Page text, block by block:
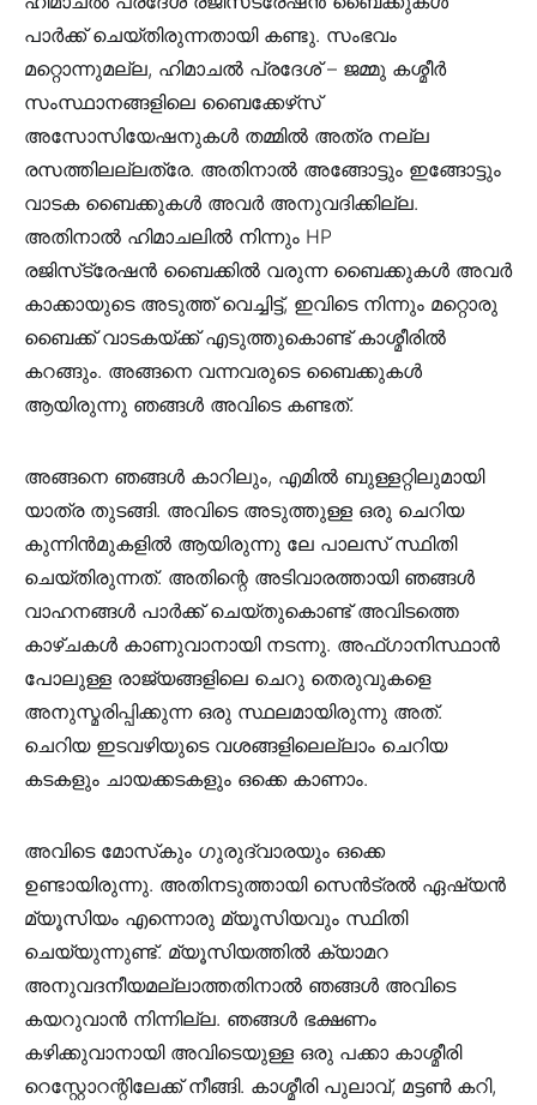
പാർക്ക് ചെയ്തിരുന്നതായി കണ്ടു. സംഭവം
മറ്റൊന്നുമല്ല, ഹിമാചൽ പ്രദേശ് – ജമ്മു കശ്മീർ
സംസ്ഥാനങ്ങളിലെ ബൈക്കേഴ്‌സ്
അസോസിയേഷനുകൾ തമ്മിൽ അത്ര നല്ല
രസത്തിലല്ലത്രേ. അതിനാൽ അങ്ങോട്ടും ഇങ്ങോട്ടും
വാടക ബൈക്കുകൾ അവർ അനുവദിക്കില്ല.
അതിനാൽ ഹിമാചലിൽ നിന്നും HP
രജിസ്‌ട്രേഷൻ ബൈക്കിൽ വരുന്ന ബൈക്കുകൾ അവർ
കാക്കായുടെ അടുത്ത് വെച്ചിട്ട്, ഇവിടെ നിന്നും മറ്റൊരു
ബൈക്ക് വാടകയ്ക്ക് എടുത്തുകൊണ്ട് കാശ്മീരിൽ
കറങ്ങും. അങ്ങനെ വന്നവരുടെ ബൈക്കുകൾ
ആയിരുന്നു ഞങ്ങൾ അവിടെ കണ്ടത്.
അങ്ങനെ ഞങ്ങൾ കാറിലും, എമിൽ ബുള്ളറ്റിലുമായി
യാത്ര തുടങ്ങി. അവിടെ അടുത്തുള്ള ഒരു ചെറിയ
കുന്നിൻമുകളിൽ ആയിരുന്നു ലേ പാലസ് സ്ഥിതി
ചെയ്തിരുന്നത്. അതിന്റെ അടിവാരത്തായി ഞങ്ങൾ
വാഹനങ്ങൾ പാർക്ക് ചെയ്തുകൊണ്ട് അവിടത്തെ
കാഴ്ചകൾ കാണുവാനായി നടന്നു. അഫ്ഗാനിസ്ഥാൻ
പോലുള്ള രാജ്യങ്ങളിലെ ചെറു തെരുവുകളെ
അനുസ്മരിപ്പിക്കുന്ന ഒരു സ്ഥലമായിരുന്നു അത്.
ചെറിയ ഇടവഴിയുടെ വശങ്ങളിലെല്ലാം ചെറിയ
കടകളും ചായക്കടകളും ഒക്കെ കാണാം.
അവിടെ മോസ്‌കും ഗുരുദ്വാരയും ഒക്കെ
ഉണ്ടായിരുന്നു. അതിനടുത്തായി സെൻട്രൽ ഏഷ്യൻ
മ്യൂസിയം എന്നൊരു മ്യൂസിയവും സ്ഥിതി
ചെയ്യുന്നുണ്ട്. മ്യൂസിയത്തിൽ ക്യാമറ
അനുവദനീയമല്ലാത്തതിനാൽ ഞങ്ങൾ അവിടെ
കയറുവാൻ നിന്നില്ല. ഞങ്ങൾ ഭക്ഷണം
കഴിക്കുവാനായി അവിടെയുള്ള ഒരു പക്കാ കാശ്മീരി
റെസ്റ്റോറന്റിലേക്ക് നീങ്ങി. കാശ്മീരി പുലാവ്, മട്ടൺ കറി,